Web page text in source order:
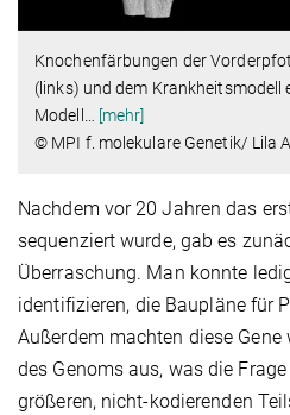
Knochenfärbungen der
(links) und dem Krankheitsmodell
Modell … [mehr]
© MPI f. molekulare Genetik/ Lila
Nachdem vor 20 Jahren das
sequenziert wurde, gab es
Überraschung. Man konnte
identifizieren, die Baupläne für
Außerdem machten diese
des Genoms aus, was die
größeren, nicht-kodierenden